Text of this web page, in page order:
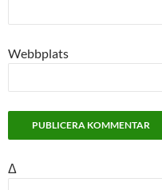
Webbplats
Δ